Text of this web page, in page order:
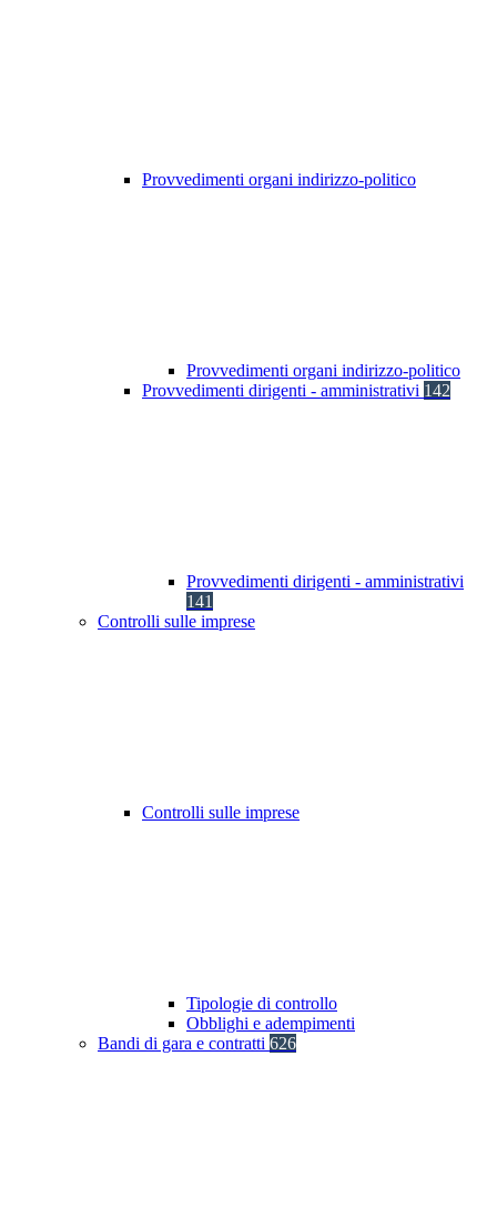
Provvedimenti organi indirizzo-politico
Provvedimenti organi indirizzo-politico
Provvedimenti dirigenti - amministrativi 142
Provvedimenti dirigenti - amministrativi
141
Controlli sulle imprese
Controlli sulle imprese
Tipologie di controllo
Obblighi e adempimenti
Bandi di gara e contratti 626